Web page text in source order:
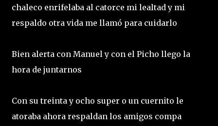
chaleco enrifelaba al catorce mi lealtad y mi
respaldo otra vida me llamó para cuidarlo
Bien alerta con Manuel y con el Picho llego la
hora de juntarnos
Con su treinta y ocho super o un cuernito le
atoraba ahora respaldan los amigos compa